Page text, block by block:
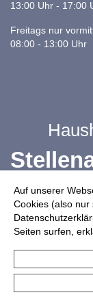
Auf unserer
Cookies (also
Seiten surfen,
13:00 Uhr - 17:00
Freitags nur
08:00 - 13:00 Uhr
Infos